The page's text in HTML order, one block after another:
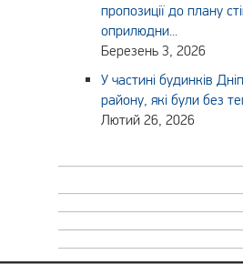
пропозиції до плану
оприлюдни...
Березень 3, 2026
У частині будинків
району, які були без
Лютий 26, 2026